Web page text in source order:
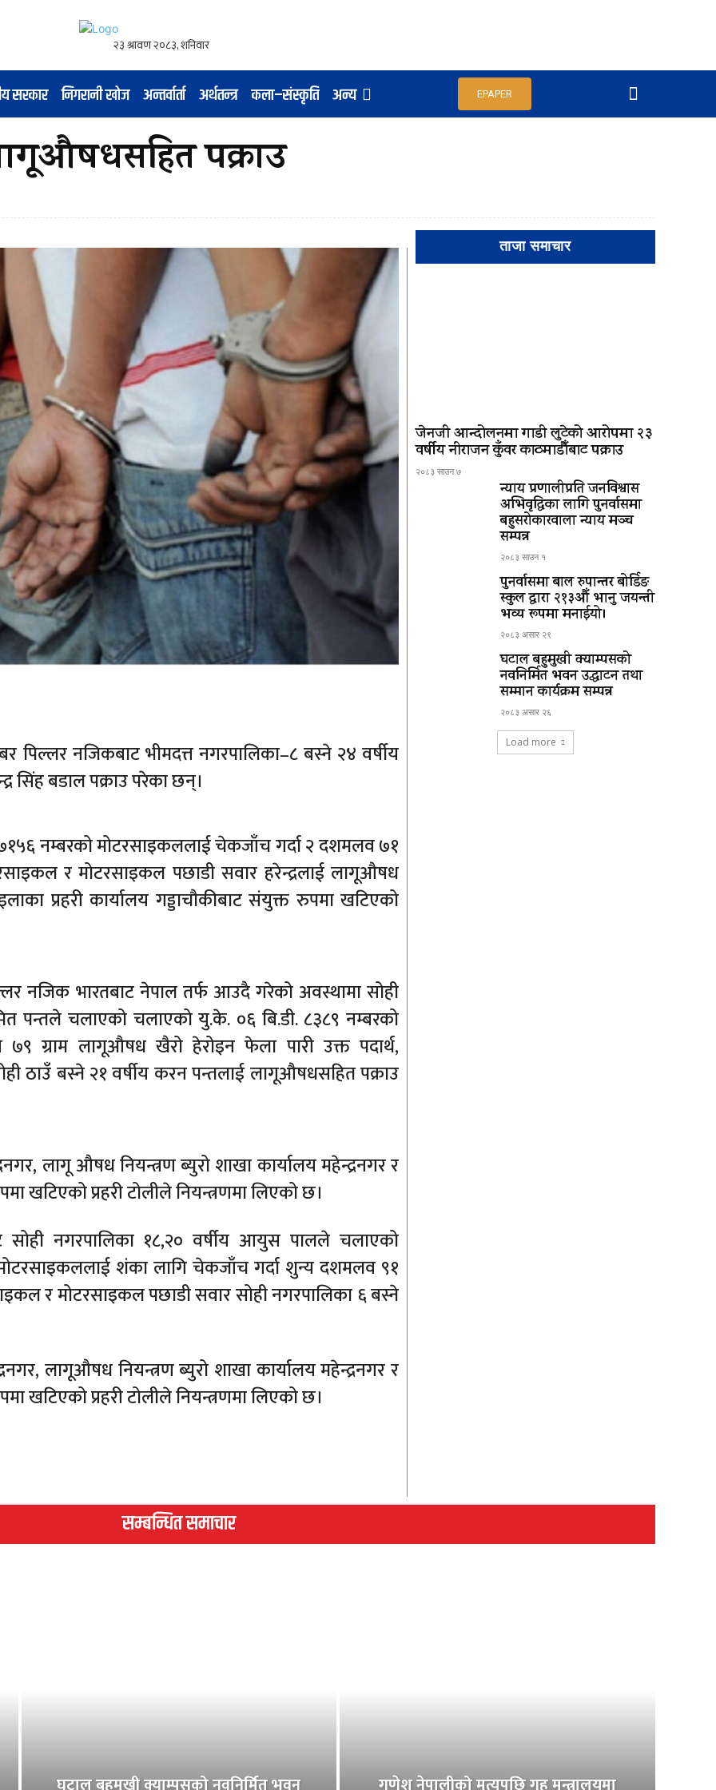
सरकार निगरानी खोज अन्तर्वार्ता अर्थतन्त्र कला–संस्कृति अन्य EPAPER
पक्राउ
पिल्लर नजिकबाट भीमदत्त नगरपालिका–८ बस्ने २४ वर्षीय
सिंह बडाल पक्राउ परेका छन्।
नम्बरको मोटरसाइकललाई चेकजाँच गर्दा २ दशमलव ७१
र मोटरसाइकल पछाडी सवार हरेन्द्रलाई लागूऔषध
प्रहरी कार्यालय गड्डाचौकीबाट संयुक्त रुपमा खटिएको
नजिक भारतबाट नेपाल तर्फ आउदै गरेको अवस्थामा सोही
पन्तले चलाएको चलाएको यु.के. ०६ बि.डी. ८३८९ नम्बरको
ग्राम लागूऔषध खैरो हेरोइन फेला पारी उक्त पदार्थ,
ठाउँ बस्ने २१ वर्षीय करन पन्तलाई लागूऔषधसहित पक्राउ
लागू औषध नियन्त्रण ब्युरो शाखा कार्यालय महेन्द्रनगर र
खटिएको प्रहरी टोलीले नियन्त्रणमा लिएको छ।
सोही नगरपालिका १८,२० वर्षीय आयुस पालले चलाएको
शंका लागि चेकजाँच गर्दा शुन्य दशमलव ९१
र मोटरसाइकल पछाडी सवार सोही नगरपालिका ६ बस्ने
लागूऔषध नियन्त्रण ब्युरो शाखा कार्यालय महेन्द्रनगर र
खटिएको प्रहरी टोलीले नियन्त्रणमा लिएको छ।
ताजा समाचार
जेनजी आन्दोलनमा गाडी लुटेको आरोपमा २३
वर्षीय नीराजन कुँवर काठमाडौँबाट पक्राउ
२०८३ साउन ७
न्याय प्रणालीप्रति जनविश्वास
अभिवृद्धिका लागि पुनर्वासमा
बहुसरोकारवाला न्याय मञ्च
सम्पन्न
२०८३ साउन १
पुनर्वासमा बाल रुपान्तर बोर्डिङ
स्कुल द्धारा २१३औँ भानु जयन्ती
भव्य रूपमा मनाईयो।
२०८३ असार २९
घटाल बहुमुखी क्याम्पसको
नवनिर्मित भवन उद्घाटन तथा
सम्मान कार्यक्रम सम्पन्न
२०८३ असार २६
Load more
सम्बन्धित समाचार